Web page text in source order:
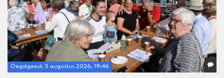
Oegstgeest, 5 augustus 2026, 19:46